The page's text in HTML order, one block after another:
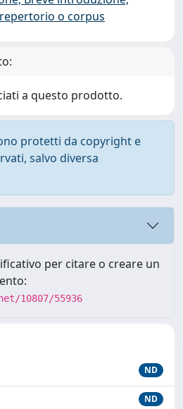
o corpus
a questo prodotto.
protetti da copyright e
salvo diversa
per citare o creare un
10807/55936
ND
ND